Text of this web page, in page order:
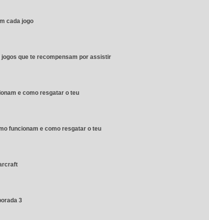
cada jogo
que te recompensam por assistir
e como resgatar o teu
funcionam e como resgatar o teu
3